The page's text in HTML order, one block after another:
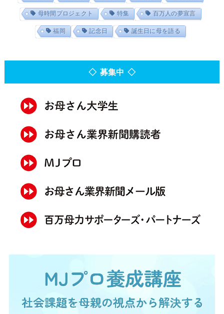
母時間プロジェクト 特集 百万人の夢宣言
福岡 記念日 誕生日に母を語る
◇ 募集中 ◇